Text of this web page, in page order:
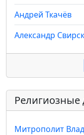
Андрей Ткачёв
Александр
Религиозные
Митрополит